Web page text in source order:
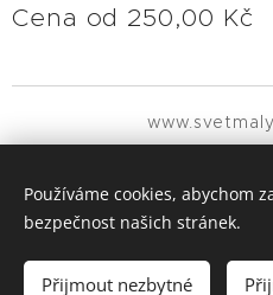
Cena od 250,00 Kč
MALIČKOSTI
Používáme cookies, abychom
bezpečnost našich stránek.
Přijmout nezbytné